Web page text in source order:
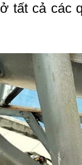
ở tất cả các